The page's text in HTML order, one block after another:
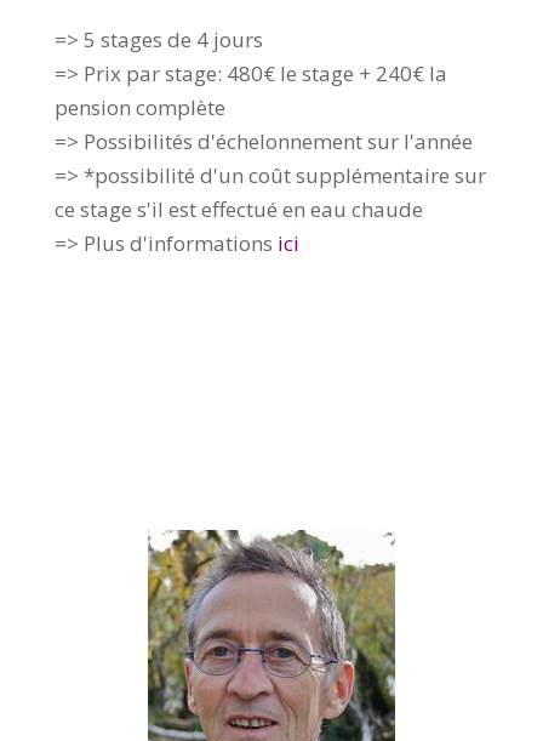
=> 5 stages de 4 jours
=> Prix par stage: 480€ le stage + 240€ la
pension complète
=> Possibilités d'échelonnement sur l'année
=> *possibilité d'un coût supplémentaire sur
ce stage s'il est effectué en eau chaude
=> Plus d'informations ici